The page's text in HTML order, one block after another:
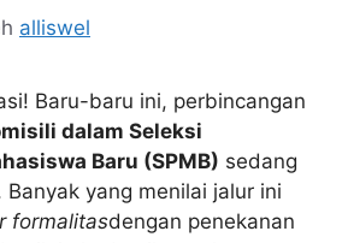
alliswel
Baru-baru ini, perbincangan
dalam Seleksi
Baru (SPMB) sedang
yang menilai jalur ini
formalitasdengan penekanan